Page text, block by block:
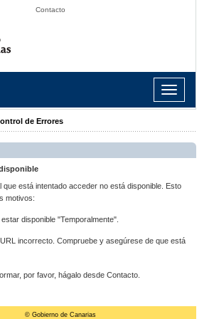
Contacto
Toggle
navigation
de Errores
que está intentado acceder no está disponible. Esto
motivos:
disponible "Temporalmente".
incorrecto. Compruebe y asegúrese de que está
por favor, hágalo desde Contacto.
© Gobierno de Canarias